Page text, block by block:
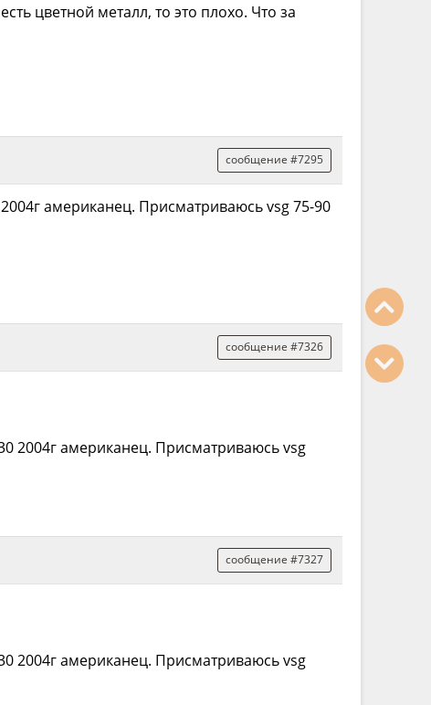
цветной металл, то это плохо. Что за
сообщение #7295
американец. Присматриваюсь vsg 75-90
сообщение #7326
2004г американец. Присматриваюсь vsg
сообщение #7327
2004г американец. Присматриваюсь vsg